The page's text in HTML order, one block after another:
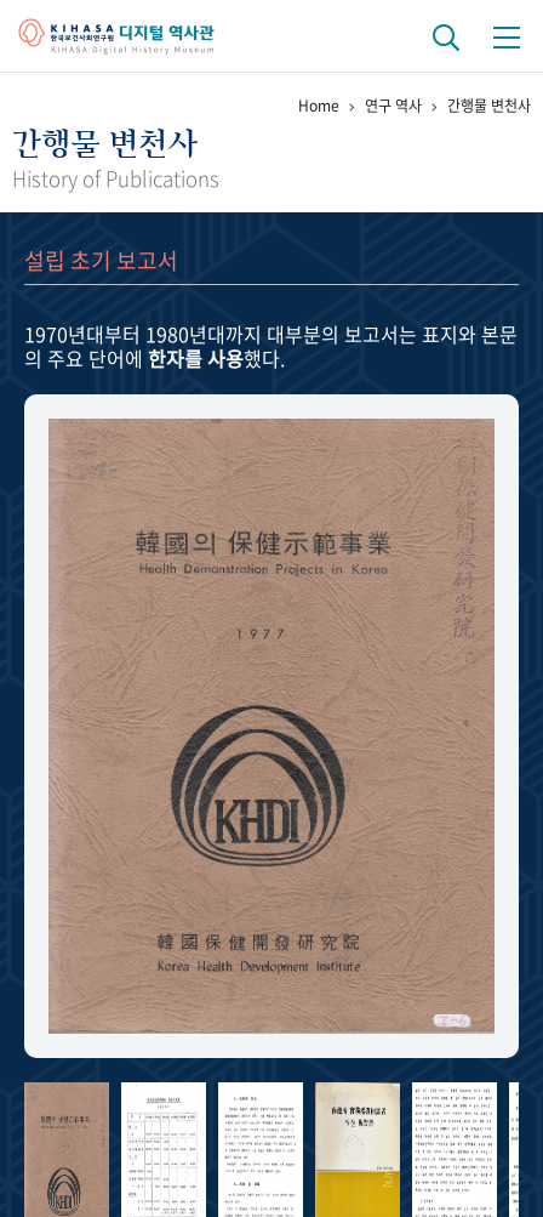
걸어온 길 기관 변천사
정책과 연구 키워드로 보는 연구 역사
연구자들
기록물 아카이브
사진 아카이브 문서 기록물 행정박물 영상 기록물
주년 기념
성과 50선 숫자로 보는 50년 50+1주년 광장
세계와 함께 한 KIHASA
VR 역사관
Home 연구 역사 간행물 변천사
간행물 변천사
History of Publications
설립 초기 보고서
1970년대부터 1980년대까지 대부분의 보고서는 표지와 본문
의 주요 단어에 한자를 사용했다.